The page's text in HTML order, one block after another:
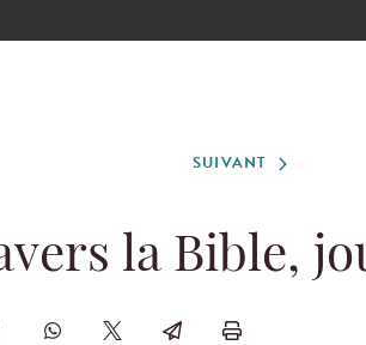
SUIVANT
la Bible,